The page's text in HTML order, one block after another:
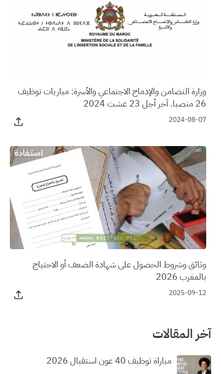
وزارة التضامن والإدماج الاجتماعي والأسرة: مباريات توظيف
26 منصبا. آخر أجل 23 غشت 2024
2024-08-07
وثائق وشروط الحصول على شهادة الضعف أو الاحتياج
بالمغرب 2026
2025-09-12
آخر المقالات
مباراة توظيف 40 عون استقبال 2026